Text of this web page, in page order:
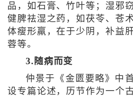
品，如石膏、竹叶等；湿邪
健脾祛湿之药，如茯苓、苍
体瘦形羸，在于少阴，补益
蓉等。
3.随病而变
仲景于《金匮要略》中
设专篇论述，历节作为一个